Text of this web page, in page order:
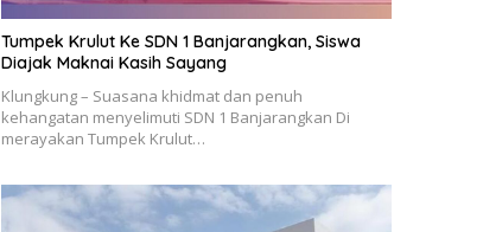
Tumpek Krulut Ke SDN 1 Banjarangkan, Siswa
Diajak Maknai Kasih Sayang
Klungkung – Suasana khidmat dan penuh
kehangatan menyelimuti SDN 1 Banjarangkan Di
merayakan Tumpek Krulut…